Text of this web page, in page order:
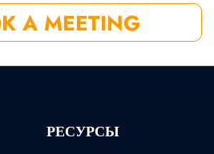
A MEETING
РЕСУРСЫ